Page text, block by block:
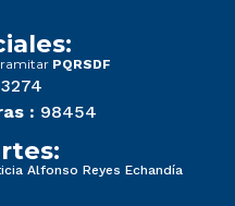
PQRSDF
: 98454
Alfonso Reyes Echandía